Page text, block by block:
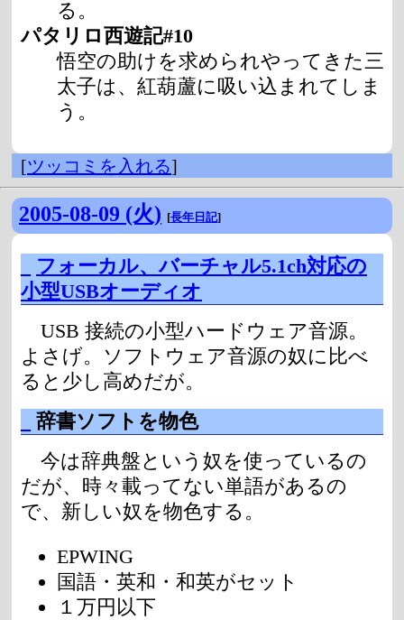
る。
パタリロ西遊記#10
悟空の助けを求められやってきた三
太子は、紅葫蘆に吸い込まれてしま
う。
[ツッコミを入れる]
2005-08-09 (火) [長年日記]
フォーカル、バーチャル5.1ch対応の
小型USBオーディオ
USB 接続の小型ハードウェア音源。
よさげ。ソフトウェア音源の奴に比べ
ると少し高めだが。
辞書ソフトを物色
今は辞典盤という奴を使っているの
だが、時々載ってない単語があるの
で、新しい奴を物色する。
EPWING
国語・英和・和英がセット
１万円以下